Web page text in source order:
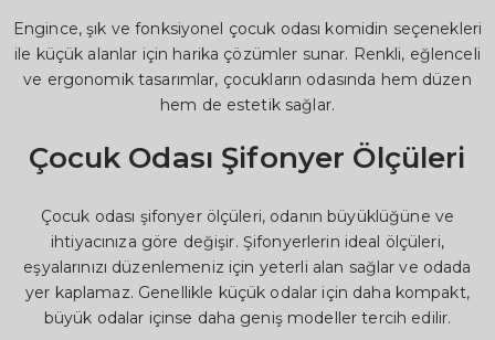
Engince, şık ve fonksiyonel çocuk odası komidin seçenekleri
ile küçük alanlar için harika çözümler sunar. Renkli, eğlenceli
ve ergonomik tasarımlar, çocukların odasında hem düzen
hem de estetik sağlar.
Çocuk Odası Şifonyer Ölçüleri
Çocuk odası şifonyer ölçüleri, odanın büyüklüğüne ve
ihtiyacınıza göre değişir. Şifonyerlerin ideal ölçüleri,
eşyalarınızı düzenlemeniz için yeterli alan sağlar ve odada
yer kaplamaz. Genellikle küçük odalar için daha kompakt,
büyük odalar içinse daha geniş modeller tercih edilir.